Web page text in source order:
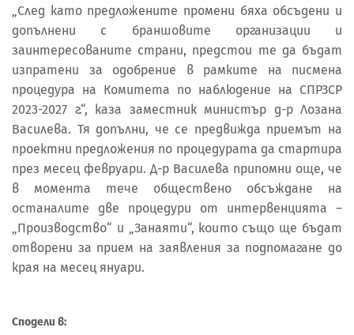
„След като предложените промени бяха обсъдени и
допълнени с браншовите организации и
заинтересованите страни, предстои те да бъдат
изпратени за одобрение в рамките на писмена
процедура на Комитета по наблюдение на СПРЗСР
2023-2027 г.“, каза заместник министър д-р Лозана
Василева. Тя допълни, че се предвижда приемът на
проектни предложения по процедурата да стартира
през месец февруари. Д-р Василева припомни още, че
в момента тече обществено обсъждане на
останалите две процедури от интервенцията –
„Производство“ и „Занаяти“, които също ще бъдат
отворени за прием на заявления за подпомагане до
края на месец януари.
Сподели в: